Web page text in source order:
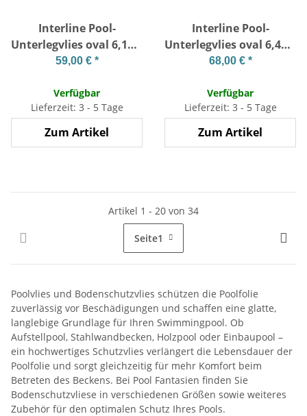
Interline Pool-
Unterlegvlies oval 6,10 x
3,60 m
59,00 € *
Verfügbar
Lieferzeit: 3 - 5 Tage
Zum Artikel
Interline Pool-
Unterlegvlies oval 6,40 x
4,00 m
68,00 € *
Verfügbar
Lieferzeit: 3 - 5 Tage
Zum Artikel
Artikel 1 - 20 von 34
Seite1
Poolvlies und Bodenschutzvlies schützen die Poolfolie
zuverlässig vor Beschädigungen und schaffen eine glatte,
langlebige Grundlage für Ihren Swimmingpool. Ob
Aufstellpool, Stahlwandbecken, Holzpool oder Einbaupool –
ein hochwertiges Schutzvlies verlängert die Lebensdauer der
Poolfolie und sorgt gleichzeitig für mehr Komfort beim
Betreten des Beckens. Bei Pool Fantasien finden Sie
Bodenschutzvliese in verschiedenen Größen sowie weiteres
Zubehör für den optimalen Schutz Ihres Pools.